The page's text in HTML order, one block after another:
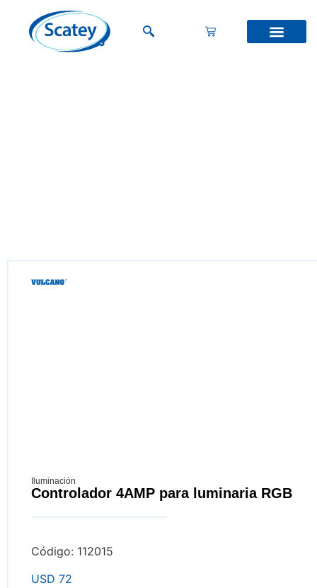
Iluminación
Controlador 4AMP para luminaria RGB
Código: 112015
USD 72